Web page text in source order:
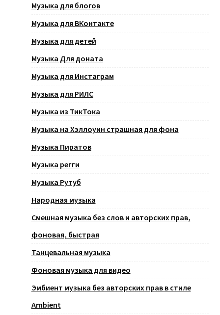
Музыка для блогов
Музыка для ВКонтакте
Музыка для детей
Музыка Для доната
Музыка для Инстаграм
Музыка для РИЛС
Музыка из ТикТока
Музыка на Хэллоуин страшная для фона
Музыка Пиратов
Музыка регги
Музыка Рутуб
Народная музыка
Смешная музыка без слов и авторских прав,
фоновая, быстрая
Танцевальная музыка
Фоновая музыка для видео
Эмбиент музыка без авторских прав в стиле
Ambient